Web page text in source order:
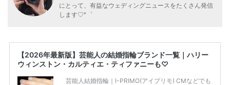
にとって、有益なウェディングニュースをたくさん発信
します♡*゜
【2026年最新版】芸能人の結婚指輪ブランド一覧｜ハリー
ウィンストン・カルティエ・ティファニーも♡
芸能人結婚指輪｜I-PRIMO(アイプリモ) CMなどでも